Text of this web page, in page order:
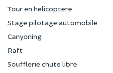
Tour en helicoptere
Stage pilotage automobile
Canyoning
Raft
Soufflerie chute libre